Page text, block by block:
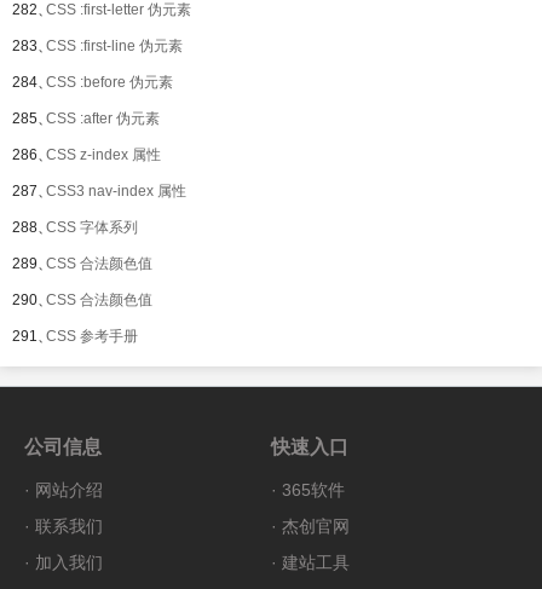
282、CSS :first-letter 伪元素
283、CSS :first-line 伪元素
284、CSS :before 伪元素
285、CSS :after 伪元素
286、CSS z-index 属性
287、CSS3 nav-index 属性
288、CSS 字体系列
289、CSS 合法颜色值
290、CSS 合法颜色值
291、CSS 参考手册
公司信息
· 网站介绍
· 联系我们
· 加入我们
快速入口
· 365软件
· 杰创官网
· 建站工具